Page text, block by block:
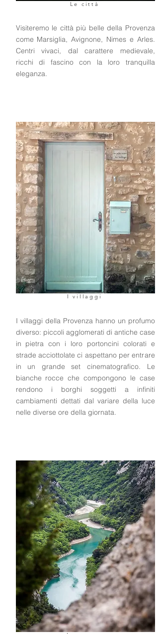
Le città
Visiteremo le città più belle della Provenza
come Marsiglia, Avignone, Nimes e Arles.
Centri vivaci, dal carattere medievale,
ricchi di fascino con la loro tranquilla
eleganza.
I villaggi
I villaggi della Provenza hanno un profumo
diverso: piccoli agglomerati di antiche case
in pietra con i loro portoncini colorati e
strade acciottolate ci aspettano per entrare
in un grande set cinematografico. Le
bianche rocce che compongono le case
rendono i borghi soggetti a infiniti
cambiamenti dettati dal variare della luce
nelle diverse ore della giornata.